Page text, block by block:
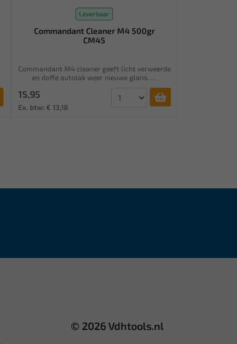
Leverbaar
Commandant Cleaner M4 500gr
CM45
Commandant M4 cleaner geeft licht verweerde
en doffe autolak weer nieuwe glans. ...
15,95
Ex. btw: € 13,18
© 2026 Vdhtools.nl